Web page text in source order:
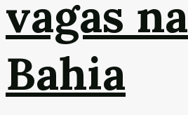
vagas na
Bahia